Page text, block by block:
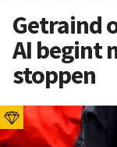
Getraind
AI begint
stoppen